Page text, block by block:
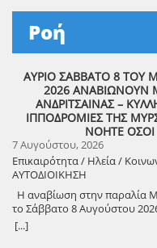
Ροή
ΑΥΡΙΟ ΣΑΒΒΑΤΟ 8 ΤΟΥ
2026 ΑΝΑΒΙΩΝΟΥΝ
ΑΝΔΡΙΤΣΑΙΝΑΣ –
ΙΠΠΟΔΡΟΜΙΕΣ ΤΗΣ
ΝΟΗΤΕ ΟΣΟΙ
7 Αυγούστου, 2026
Επικαιρότητα / Ηλεία /
ΑΥΤΟΔΙΟΙΚΗΣΗ
Η αναβίωση στην παραλία
το Σάββατο 8 Αυγούστου
[...]